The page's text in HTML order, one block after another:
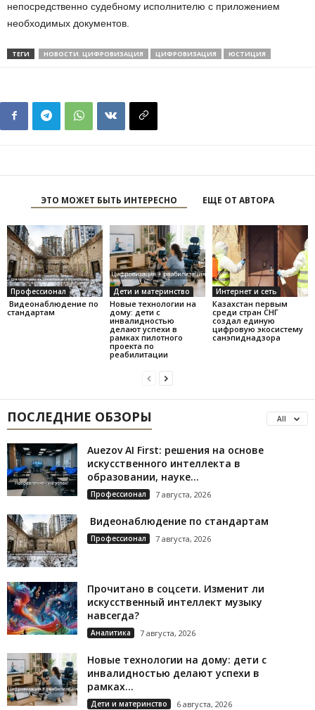
непосредственно судебному исполнителю с приложением
необходимых документов.
ТЕГИ НОВОСТИ. ЦИФРОВИЗАЦИЯ ЦИФРОВИЗАЦИЯ ЮСТИЦИЯ
ЭТО МОЖЕТ БЫТЬ ИНТЕРЕСНО ЕЩЕ ОТ АВТОРА
Профессионал
Видеонаблюдение по
стандартам
Дети и материнство
Новые технологии на
дому: дети с
инвалидностью
делают успехи в
рамках пилотного
проекта по
реабилитации
Интернет и сеть
Казахстан первым
среди стран СНГ
создал единую
цифровую экосистему
санэпиднадзора
ПОСЛЕДНИЕ ОБЗОРЫ All
Auezov AI First: решения на основе
искусственного интеллекта в
образовании, науке...
Профессионал 7 августа, 2026
Видеонаблюдение по стандартам
Профессионал 7 августа, 2026
Прочитано в соцсети. Изменит ли
искусственный интеллект музыку
навсегда?
Аналитика 7 августа, 2026
Новые технологии на дому: дети с
инвалидностью делают успехи в
рамках...
Дети и материнство 6 августа, 2026